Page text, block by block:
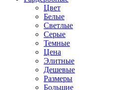
Цвет
Белые
Светлые
Серые
Темные
Цена
Элитные
Дешевые
Размеры
Большие